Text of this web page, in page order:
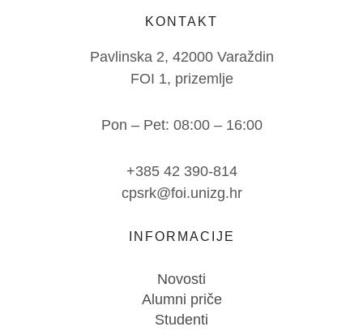
KONTAKT
Pavlinska 2, 42000 Varaždin
FOI 1, prizemlje
Pon – Pet: 08:00 – 16:00
+385 42 390-814
cpsrk@foi.unizg.hr
INFORMACIJE
Novosti
Alumni priče
Studenti